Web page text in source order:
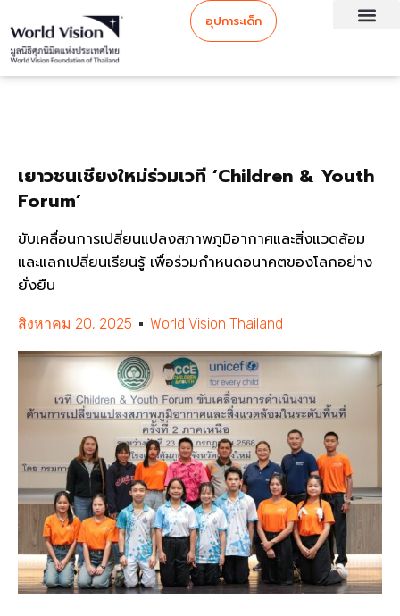
อุปการะเด็ก
เยาวชนเชียงใหม่ร่วมเวที ‘Children & Youth
Forum’
ขับเคลื่อนการเปลี่ยนแปลงสภาพภูมิอากาศและสิ่งแวดล้อม
และแลกเปลี่ยนเรียนรู้ เพื่อร่วมกำหนดอนาคตของโลกอย่าง
ยั่งยืน
สิงหาคม 20, 2025 World Vision Thailand